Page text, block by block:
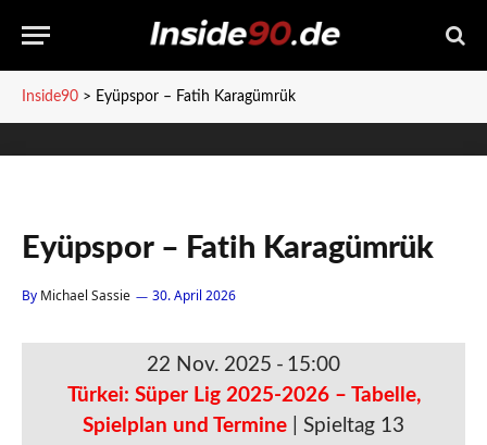
Inside90 > Eyüpspor – Fatih Karagümrük
Eyüpspor – Fatih Karagümrük
By Michael Sassie 30. April 2026
22 Nov. 2025 - 15:00
Türkei: Süper Lig 2025-2026 – Tabelle,
Spielplan und Termine
| Spieltag 13